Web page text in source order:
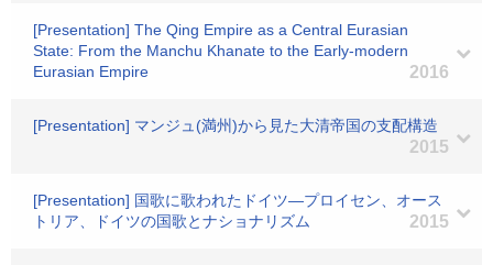
[Presentation] The Qing Empire as a Central Eurasian
State: From the Manchu Khanate to the Early-modern
Eurasian Empire
2016
[Presentation] マンジュ(満州)から見た大清帝国の支配構造
2015
[Presentation] 国歌に歌われたドイツ―プロイセン、オース
トリア、ドイツの国歌とナショナリズム
2015